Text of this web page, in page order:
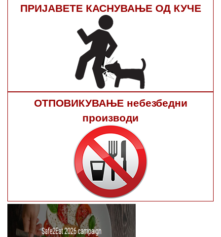
ПРИЈАВЕТЕ КАСНУВАЊЕ ОД КУЧЕ
ОТПОВИКУВАЊЕ небезбедни
производи